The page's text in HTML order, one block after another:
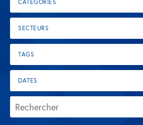
CATÉGORIES
SECTEURS
TAGS
DATES